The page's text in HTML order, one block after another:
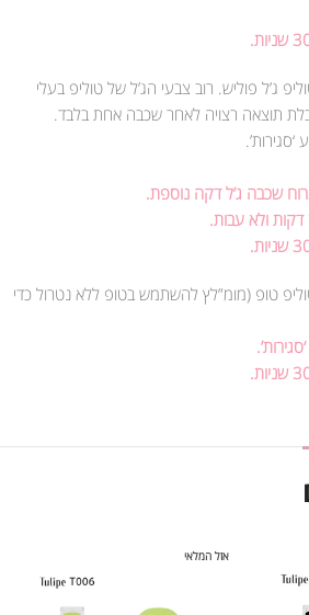
ג’ל פוליש. רוב צבעי הג’ל של טוליפ בעלי
תוצאה רצויה לאחר שכבה אחת בלבד.
שכבה ג’ל דקה נוספת.
ולא עבות.
טופ (מומ”לץ להשתמש בטופ ללא נטרול כדי
אזל המלאי